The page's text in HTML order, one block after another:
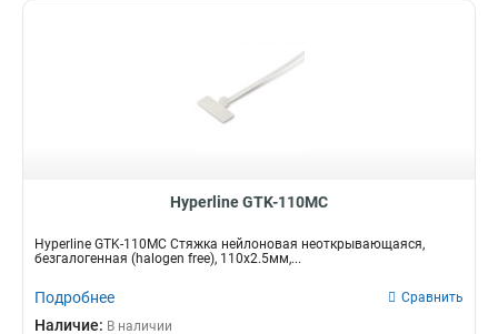
Hyperline GTK-110MC
Hyperline GTK-110MC Стяжка нейлоновая неоткрывающаяся,
безгалогенная (halogen free), 110x2.5мм,...
Подробнее Сравнить
Наличие: В наличии